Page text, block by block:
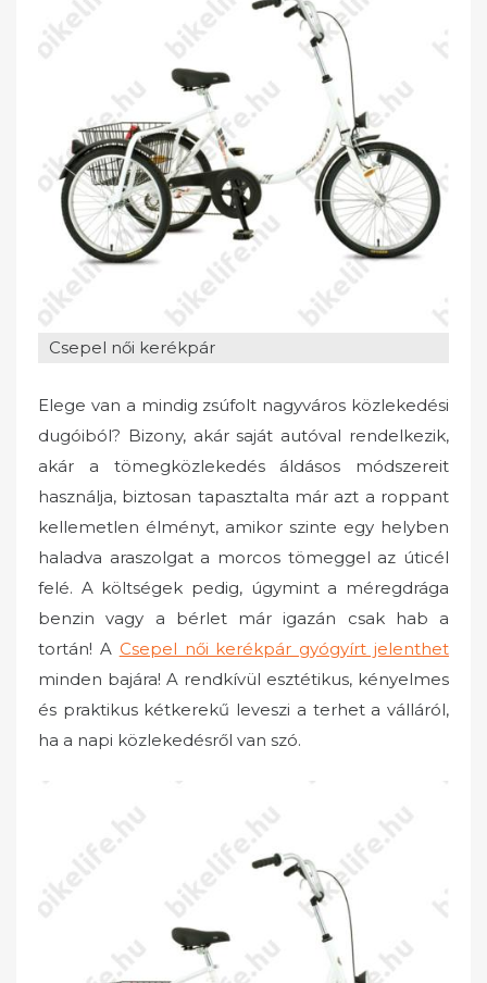
Csepel női kerékpár
Elege van a mindig zsúfolt nagyváros közlekedési
dugóiból? Bizony, akár saját autóval rendelkezik,
akár a tömegközlekedés áldásos módszereit
használja, biztosan tapasztalta már azt a roppant
kellemetlen élményt, amikor szinte egy helyben
haladva araszolgat a morcos tömeggel az úticél
felé. A költségek pedig, úgymint a méregdrága
benzin vagy a bérlet már igazán csak hab a
tortán! A Csepel női kerékpár gyógyírt jelenthet
minden bajára! A rendkívül esztétikus, kényelmes
és praktikus kétkerekű leveszi a terhet a válláról,
ha a napi közlekedésről van szó.